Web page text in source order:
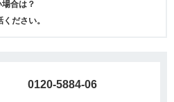
合は？
ださい。
0120-5884-06